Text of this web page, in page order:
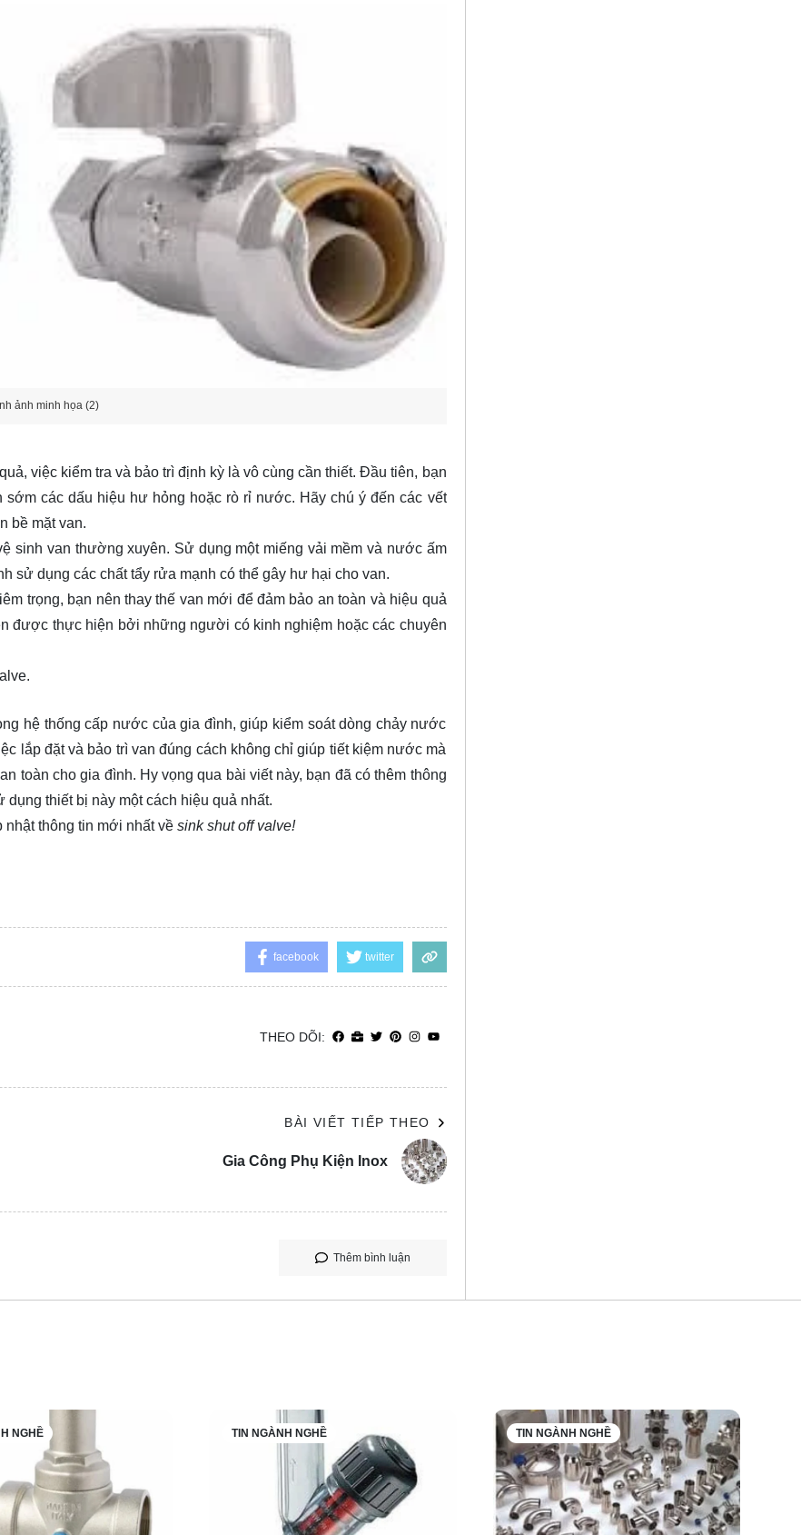
ảnh minh họa (2)
việc kiểm tra và bảo trì định kỳ là vô cùng cần thiết. Đầu tiên, bạn
các dấu hiệu hư hỏng hoặc rò rỉ nước. Hãy chú ý đến các vết
bề mặt van.
sinh van thường xuyên. Sử dụng một miếng vải mềm và nước ấm
sử dụng các chất tẩy rửa mạnh có thể gây hư hại cho van.
trọng, bạn nên thay thế van mới để đảm bảo an toàn và hiệu quả
được thực hiện bởi những người có kinh nghiệm hoặc các chuyên
hệ thống cấp nước của gia đình, giúp kiểm soát dòng chảy nước
lắp đặt và bảo trì van đúng cách không chỉ giúp tiết kiệm nước mà
toàn cho gia đình. Hy vọng qua bài viết này, bạn đã có thêm thông
thiết bị này một cách hiệu quả nhất.
nhật thông tin mới nhất về sink shut off valve!
facebook twitter
THEO DÕI:
BÀI VIẾT TIẾP THEO
Gia Công Phụ Kiện Inox
Thêm bình luận
NGHỀ TIN NGÀNH NGHỀ TIN NGÀNH NGHỀ